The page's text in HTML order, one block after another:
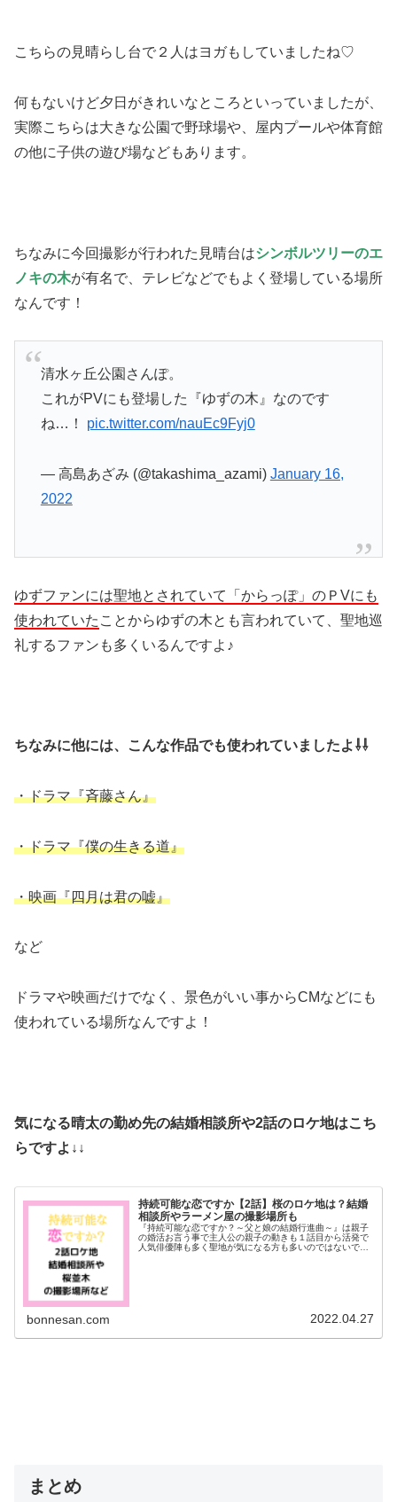
こちらの見晴らし台で２人はヨガもしていましたね♡
何もないけど夕日がきれいなところといっていましたが、
実際こちらは大きな公園で野球場や、屋内プールや体育館
の他に子供の遊び場などもあります。
ちなみに今回撮影が行われた見晴台はシンボルツリーのエ
ノキの木が有名で、テレビなどでもよく登場している場所
なんです！
清水ヶ丘公園さんぽ。
これがPVにも登場した『ゆずの木』なのです
ね…！ pic.twitter.com/nauEc9Fyj0
— 高島あざみ (@takashima_azami) January 16,
2022
ゆずファンには聖地とされていて「からっぽ」のＰVにも
使われていた ことからゆずの木とも言われていて、聖地巡
礼するファンも多くいるんですよ♪
ちなみに他には、こんな作品でも使われていましたよ⇩⇩
・ドラマ『斉藤さん』
・ドラマ『僕の生きる道』
・映画『四月は君の嘘』
など
ドラマや映画だけでなく、景色がいい事からCMなどにも
使われている場所なんですよ！
気になる晴太の勤め先の結婚相談所や2話のロケ地はこち
らですよ↓↓
持続可能な恋ですか【2話】桜のロケ地は？結婚
相談所やラーメン屋の撮影場所も
『持続可能な恋ですか？～父と娘の結婚行進曲～』は親子
の婚活お言う事で主人公の親子の動きも１話目から活発で
人気俳優陣も多く聖地が気になる方も多いのではないでし
bonnesan.com 2022.04.27
まとめ